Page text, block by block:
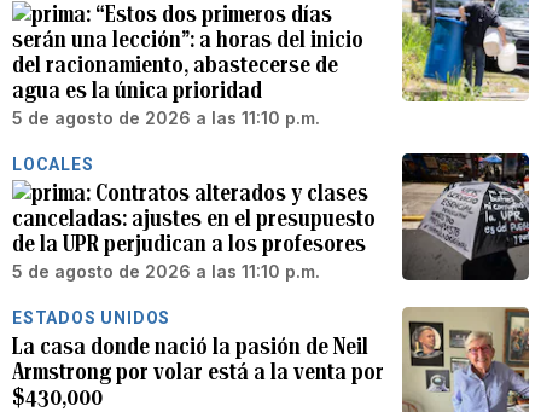
“Estos dos primeros días
serán una lección”: a horas del inicio
del racionamiento, abastecerse de
agua es la única prioridad
5 de agosto de 2026 a las 11:10 p.m.
LOCALES
Contratos alterados y clases
canceladas: ajustes en el presupuesto
de la UPR perjudican a los profesores
5 de agosto de 2026 a las 11:10 p.m.
ESTADOS UNIDOS
La casa donde nació la pasión de Neil
Armstrong por volar está a la venta por
$430,000